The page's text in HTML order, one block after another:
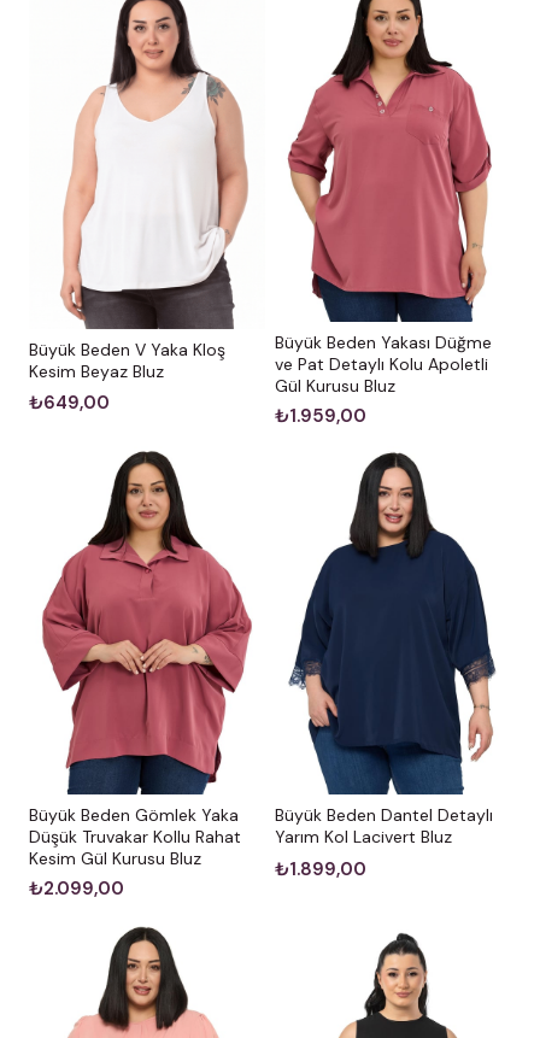
Büyük Beden V Yaka Kloş
Kesim Beyaz Bluz
₺649,00
Büyük Beden Yakası Düğme
ve Pat Detaylı Kolu Apoletli
Gül Kurusu Bluz
₺1.959,00
Büyük Beden Gömlek Yaka
Düşük Truvakar Kollu Rahat
Kesim Gül Kurusu Bluz
₺2.099,00
Büyük Beden Dantel Detaylı
Yarım Kol Lacivert Bluz
₺1.899,00